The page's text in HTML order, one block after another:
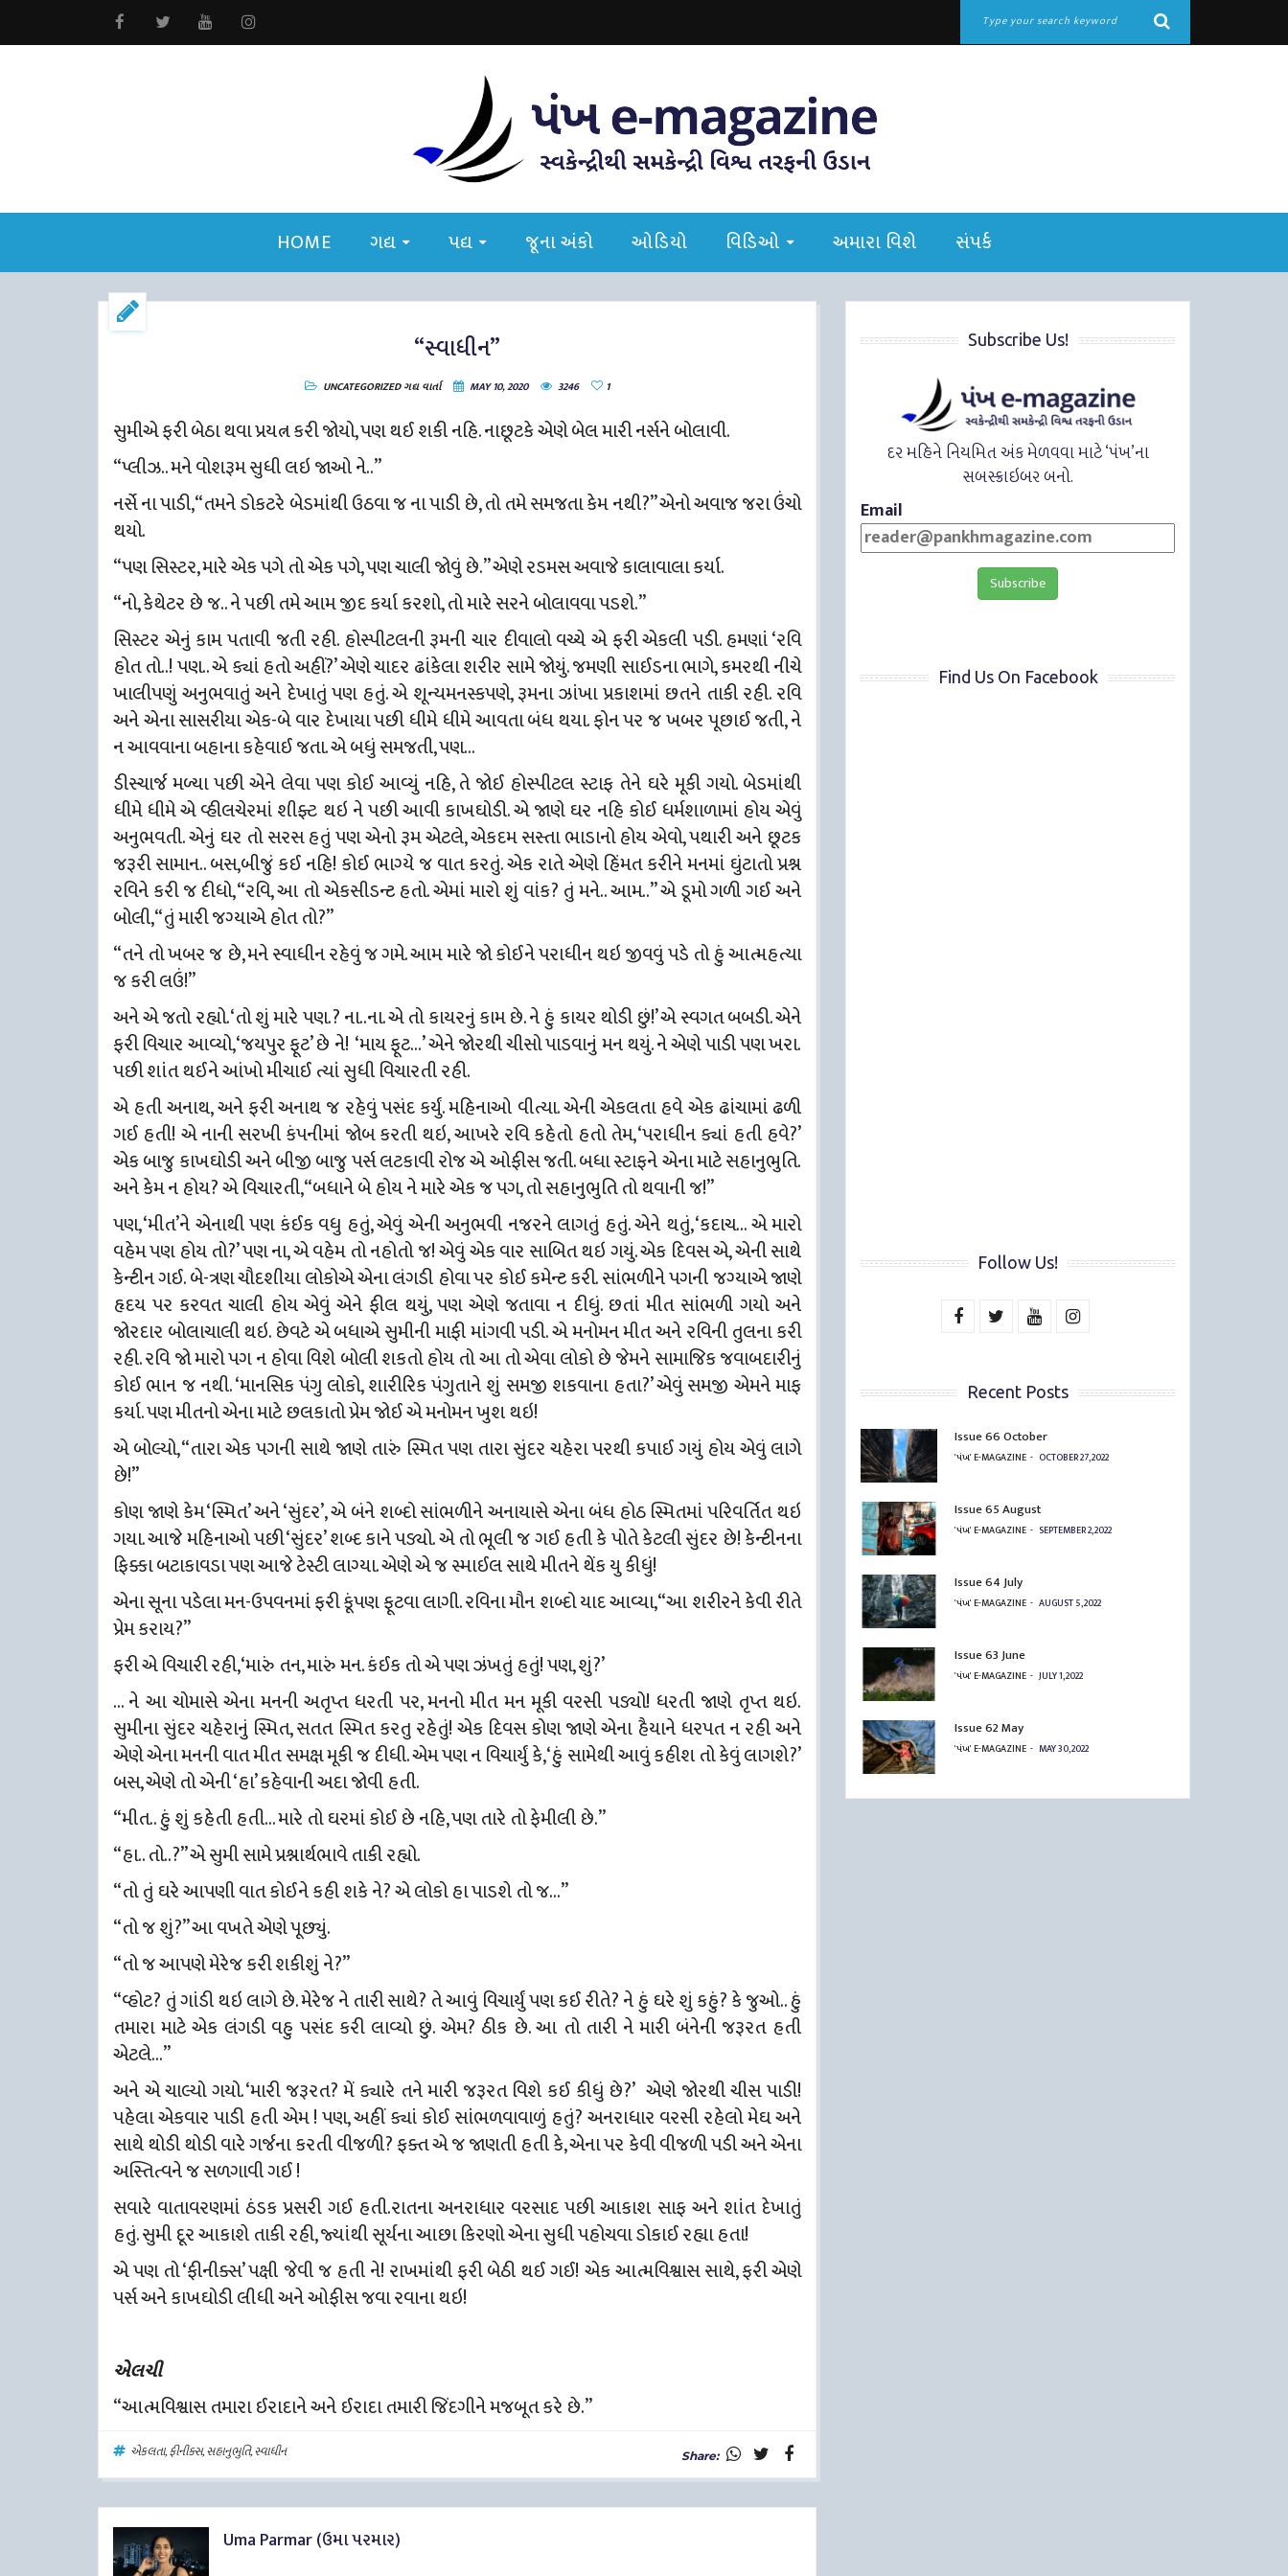
HOME ગદ્ય પદ્ય જૂના અંકો ઓડિયો વિડિઓ અમારા વિશે સંપર્ક
“સ્વાધીન”
UNCATEGORIZED ગદ્ય વાર્તા MAY 10, 2020 3246 1
સુમીએ ફરી બેઠા થવા પ્રયત્ન કરી જોયો, પણ થઈ શકી નહિ. નાછૂટકે એણે બેલ મારી નર્સને બોલાવી.
“પ્લીઝ.. મને વોશરૂમ સુધી લઇ જાઓ ને..”
નર્સે ના પાડી, “તમને ડોકટરે બેડમાંથી ઉઠવા જ ના પાડી છે, તો તમે સમજતા કેમ નથી?” એનો અવાજ જરા ઉંચો
થયો.
“પણ સિસ્ટર, મારે એક પગે તો એક પગે, પણ ચાલી જોવું છે.” એણે રડમસ અવાજે કાલાવાલા કર્યા.
“નો, કેથેટર છે જ.. ને પછી તમે આમ જીદ કર્યા કરશો, તો મારે સરને બોલાવવા પડશે.”
સિસ્ટર એનું કામ પતાવી જતી રહી. હોસ્પીટલની રૂમની ચાર દીવાલો વચ્ચે એ ફરી એકલી પડી. હમણાં ‘રવિ
હોત તો..! પણ.. એ ક્યાં હતો અહીં?’ એણે ચાદર ઢાંકેલા શરીર સામે જોયું. જમણી સાઈડના ભાગે, કમરથી નીચે
ખાલીપણું અનુભવાતું અને દેખાતું પણ હતું. એ શૂન્યમનસ્કપણે, રૂમના ઝાંખા પ્રકાશમાં છતને તાકી રહી. રવિ
અને એના સાસરીયા એક-બે વાર દેખાયા પછી ધીમે ધીમે આવતા બંધ થયા. ફોન પર જ ખબર પૂછાઈ જતી, ને
ન આવવાના બહાના કહેવાઈ જતા. એ બધું સમજતી, પણ…
ડીસ્ચાર્જ મળ્યા પછી એને લેવા પણ કોઈ આવ્યું નહિ, તે જોઈ હોસ્પીટલ સ્ટાફ તેને ઘરે મૂકી ગયો. બેડમાંથી
ધીમે ધીમે એ વ્હીલચેરમાં શીફ્ટ થઇ ને પછી આવી કાખઘોડી. એ જાણે ઘર નહિ કોઈ ધર્મશાળામાં હોય એવું
અનુભવતી. એનું ઘર તો સરસ હતું પણ એનો રૂમ એટલે, એકદમ સસ્તા ભાડાનો હોય એવો, પથારી અને છૂટક
જરૂરી સામાન.. બસ,બીજું કઈ નહિ! કોઈ ભાગ્યે જ વાત કરતું. એક રાતે એણે હિંમત કરીને મનમાં ઘુંટાતો પ્રશ્ન
રવિને કરી જ દીધો, “રવિ, આ તો એકસીડન્ટ હતો. એમાં મારો શું વાંક? તું મને.. આમ..” એ ડૂમો ગળી ગઈ અને
બોલી, “તું મારી જગ્યાએ હોત તો?”
“તને તો ખબર જ છે, મને સ્વાધીન રહેવું જ ગમે. આમ મારે જો કોઈને પરાધીન થઇ જીવવું પડે તો હું આત્મહત્યા
જ કરી લઉં!”
અને એ જતો રહ્યો. ‘તો શું મારે પણ.? ના..ના. એ તો કાયરનું કામ છે. ને હું કાયર થોડી છું!’ એ સ્વગત બબડી. એને
ફરી વિચાર આવ્યો, ‘જયપુર ફૂટ’ છે ને! ‘માય ફૂટ…’ એને જોરથી ચીસો પાડવાનું મન થયું. ને એણે પાડી પણ ખરા.
પછી શાંત થઈને આંખો મીચાઈ ત્યાં સુધી વિચારતી રહી.
એ હતી અનાથ, અને ફરી અનાથ જ રહેવું પસંદ કર્યું. મહિનાઓ વીત્યા. એની એકલતા હવે એક ઢાંચામાં ઢળી
ગઈ હતી! એ નાની સરખી કંપનીમાં જોબ કરતી થઇ, આખરે રવિ કહેતો હતો તેમ, ‘પરાધીન ક્યાં હતી હવે?’
એક બાજુ કાખઘોડી અને બીજી બાજુ પર્સ લટકાવી રોજ એ ઓફીસ જતી. બધા સ્ટાફને એના માટે સહાનુભુતિ.
અને કેમ ન હોય? એ વિચારતી, “બધાને બે હોય ને મારે એક જ પગ, તો સહાનુભુતિ તો થવાની જ!”
પણ, ‘મીત’ને એનાથી પણ કંઈક વધુ હતું, એવું એની અનુભવી નજરને લાગતું હતું. એને થતું, ‘કદાચ… એ મારો
વહેમ પણ હોય તો?’ પણ ના, એ વહેમ તો નહોતો જ! એવું એક વાર સાબિત થઇ ગયું. એક દિવસ એ, એની સાથે
કેન્ટીન ગઈ. બે-ત્રણ ચૌદશીયા લોકોએ એના લંગડી હોવા પર કોઈ કમેન્ટકરી. સાંભળીને પગની જગ્યાએ જાણે
હૃદય પર કરવત ચાલી હોય એવું એને ફીલ થયું, પણ એણે જતાવા ન દીધું. છતાં મીત સાંભળી ગયો અને
જોરદાર બોલાચાલી થઇ. છેવટે એ બધાએ સુમીની માફી માંગવી પડી. એ મનોમન મીત અને રવિની તુલના કરી
રહી. રવિ જો મારો પગ ન હોવા વિશે બોલી શકતો હોય તો આ તો એવા લોકો છે જેમને સામાજિક જવાબદારીનું
કોઈ ભાન જ નથી. ‘માનસિક પંગુ લોકો, શારીરિક પંગુતાને શું સમજી શકવાના હતા?’ એવું સમજી એમને માફ
કર્યા. પણ મીતનો એના માટે છલકાતો પ્રેમ જોઈ એ મનોમન ખુશ થઇ!
એ બોલ્યો, “તારા એક પગની સાથે જાણે તારું સ્મિત પણ તારા સુંદર ચહેરા પરથી કપાઈ ગયું હોય એવું લાગે
છે!”
કોણ જાણે કેમ ‘સ્મિત’ અને ‘સુંદર’, એ બંને શબ્દો સાંભળીને અનાયાસે એના બંધ હોઠ સ્મિતમાં પરિવર્તિત થઇ
ગયા. આજે મહિનાઓ પછી ‘સુંદર’ શબ્દ કાને પડ્યો. એ તો ભૂલી જ ગઈ હતી કે પોતે કેટલી સુંદર છે! કેન્ટીનના
ફિક્કા બટાકાવડા પણ આજે ટેસ્ટી લાગ્યા. એણે એ જ સ્માઈલ સાથે મીતને થેંક યુ કીધું!
એના સૂના પડેલા મન-ઉપવનમાં ફરી કૂંપણ ફૂટવા લાગી. રવિના મૌન શબ્દો યાદ આવ્યા, “આ શરીરને કેવી રીતે
પ્રેમ કરાય?”
ફરી એ વિચારી રહી, ‘મારું તન, મારું મન. કંઈક તો એ પણ ઝંખતું હતું! પણ, શું?’
… ને આ ચોમાસે એના મનની અતૃપ્ત ધરતી પર, મનનો મીત મન મૂકી વરસી પડ્યો! ધરતી જાણે તૃપ્ત થઇ.
સુમીના સુંદર ચહેરાનું સ્મિત, સતત સ્મિત કરતુ રહેતું! એક દિવસ કોણ જાણે એના હૈયાને ધરપત ન રહી અને
એણે એના મનની વાત મીત સમક્ષ મૂકી જ દીધી. એમ પણ ન વિચાર્યું કે, ‘હું સામેથી આવું કહીશ તો કેવું લાગશે?’
બસ, એણે તો એની ‘હા’ કહેવાની અદા જોવી હતી.
“મીત.. હું શું કહેતી હતી… મારે તો ઘરમાં કોઈ છે નહિ, પણ તારે તો ફેમીલી છે.”
“હા.. તો..?” એ સુમી સામે પ્રશ્નાર્થભાવે તાકી રહ્યો.
“તો તું ઘરે આપણી વાત કોઈને કહી શકે ને? એ લોકો હા પાડશે તો જ…”
“તો જ શું?” આ વખતે એણે પૂછ્યું.
“તો જ આપણે મેરેજ કરી શકીશું ને?”
“વ્હોટ? તું ગાંડી થઇ લાગે છે. મેરેજ ને તારી સાથે? તે આવું વિચાર્યું પણ કઈ રીતે? ને હું ઘરે શું કહું? કેજુઓ.. હું
તમારા માટે એક લંગડી વહુ પસંદ કરી લાવ્યો છું. એમ? ઠીક છે. આ તો તારી ને મારી બંનેની જરૂરત હતી
એટલે…”
અને એ ચાલ્યો ગયો. ‘મારી જરૂરત? મેં ક્યારે તને મારી જરૂરત વિશે કઈ કીધું છે?’ એણે જોરથી ચીસ પાડી!
પહેલા એકવાર પાડી હતી એમ ! પણ, અહીંક્યાં કોઈ સાંભળવાવાળું હતું? અનરાધાર વરસી રહેલો મેઘ અને
સાથે થોડી થોડી વારે ગર્જના કરતી વીજળી? ફક્ત એ જ જાણતી હતી કે, એના પર કેવી વીજળી પડી અને એના
અસ્તિત્વને જ સળગાવી ગઈ !
સવારે વાતાવરણમાં ઠંડક પ્રસરી ગઈ હતી.રાતના અનરાધાર વરસાદ પછી આકાશ સાફ અને શાંત દેખાતું
હતું. સુમી દૂર આકાશે તાકી રહી, જ્યાંથી સૂર્યના આછા કિરણો એના સુધી પહોચવા ડોકાઈ રહ્યા હતા!
એ પણ તો ‘ફીનીક્સ’ પક્ષી જેવી જ હતી ને! રાખમાંથી ફરી બેઠી થઈ ગઈ! એક આત્મવિશ્વાસ સાથે, ફરી એણે
પર્સ અને કાખઘોડી લીધી અને ઓફીસ જવા રવાના થઇ!
એલચી
“આત્મવિશ્વાસ તમારા ઈરાદાને અને ઈરાદા તમારી જિંદગીને મજબૂત કરે છે.”
એકલતા,ફીનીક્સ,સહાનુભુતિ,સ્વાધીન Share:
Uma Parmar (ઉમા પરમાર)
Subscribe Us!
દર મહિને નિયમિત અંક મેળવવા માટે ‘પંખ’ના
સબસ્ક્રાઇબર બનો.
Email
Find Us On Facebook
Follow Us!
Recent Posts
Issue 66 October
'પંખ' E-MAGAZINE OCTOBER 27, 2022
Issue 65 August
'પંખ' E-MAGAZINE SEPTEMBER 2, 2022
Issue 64 July
'પંખ' E-MAGAZINE AUGUST 5, 2022
Issue 63 June
'પંખ' E-MAGAZINE JULY 1, 2022
Issue 62 May
'પંખ' E-MAGAZINE MAY 30, 2022